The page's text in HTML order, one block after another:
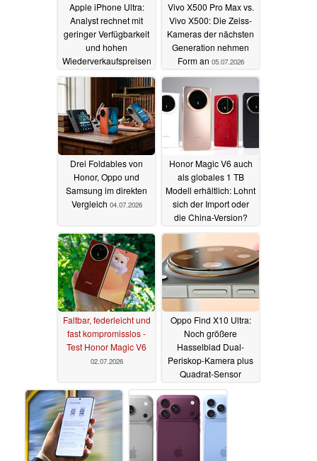
Apple iPhone Ultra:
Analyst rechnet mit
geringer Verfügbarkeit
und hohen
Wiederverkaufspreisen
05.07.2026
Vivo X500 Pro Max vs.
Vivo X500: Die Zeiss-
Kameras der nächsten
Generation nehmen
Form an 05.07.2026
Drei Foldables von
Honor, Oppo und
Samsung im direkten
Vergleich 04.07.2026
Honor Magic V6 auch
als globales 1 TB
Modell erhältlich: Lohnt
sich der Import oder
die China-Version?
04.07.2026
Faltbar, federleicht und
fast kompromisslos -
Test Honor Magic V6
02.07.2026
Oppo Find X10 Ultra:
Noch größere
Hasselblad Dual-
Periskop-Kamera plus
Quadrat-Sensor